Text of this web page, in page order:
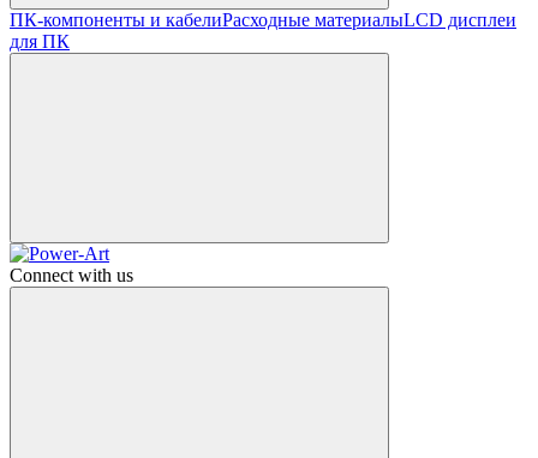
ПК-компоненты и кабелиРасходные материалыLCD дисплеи
для ПК
Connect with us